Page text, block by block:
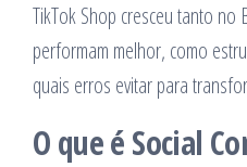
TikTok Shop cresceu tanto no
performam melhor, como
quais erros evitar para
O que é Social